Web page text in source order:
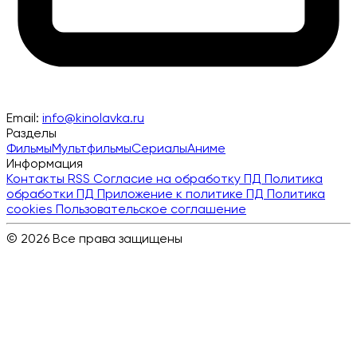
Email: info@kinolavka.ru
Разделы
ФильмыМультфильмыСериалыАниме
Информация
Контакты RSS Согласие на обработку ПД Политика
обработки ПД Приложение к политике ПД Политика
cookies Пользовательское соглашение
© 2026 Все права защищены